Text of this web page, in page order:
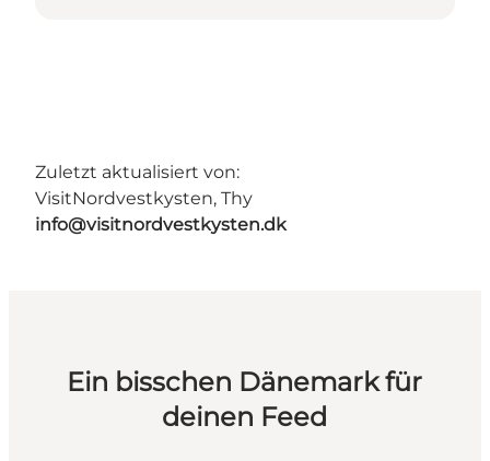
Zuletzt aktualisiert von:
VisitNordvestkysten, Thy
info@visitnordvestkysten.dk
Ein bisschen Dänemark für
deinen Feed